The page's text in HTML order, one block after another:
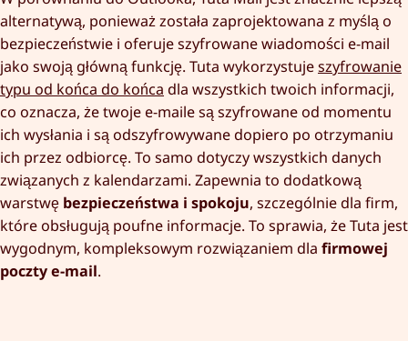
alternatywą, ponieważ została zaprojektowana z myślą o
bezpieczeństwie i oferuje szyfrowane wiadomości e-mail
jako swoją główną funkcję. Tuta wykorzystujeszyfrowanie
typu od końca do końca dla wszystkich twoich informacji,
co oznacza, że twoje e-maile są szyfrowane od momentu
ich wysłania i są odszyfrowywane dopiero po otrzymaniu
ich przez odbiorcę. To samo dotyczy wszystkich danych
związanych z kalendarzami. Zapewnia to dodatkową
warstwę bezpieczeństwa i spokoju, szczególnie dla firm,
które obsługują poufne informacje. To sprawia, że Tuta jest
wygodnym, kompleksowym rozwiązaniem dla firmowej
poczty e-mail.